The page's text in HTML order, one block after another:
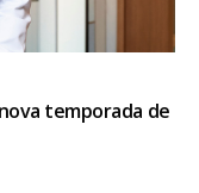
temporada de